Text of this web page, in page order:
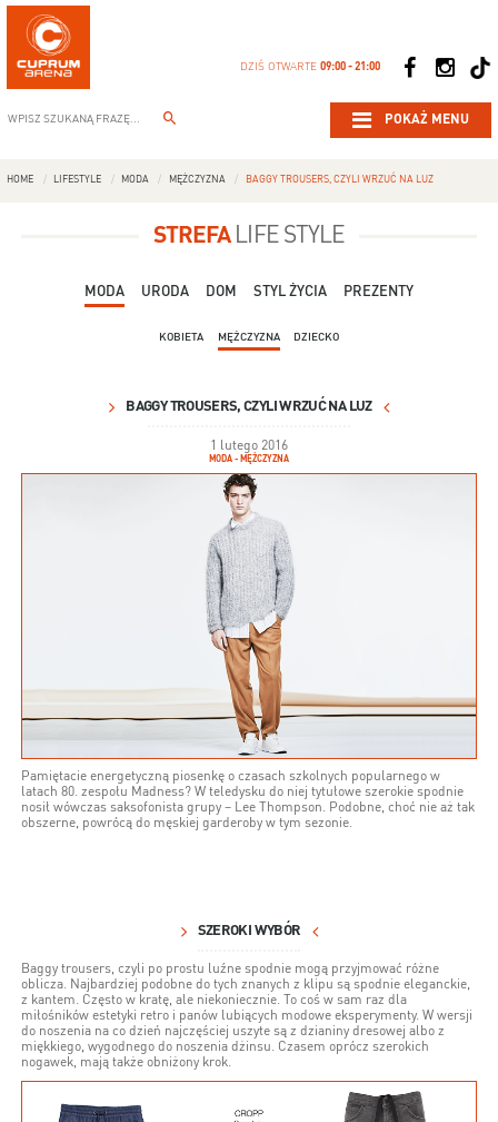
DZIŚ OTWARTE09:00 - 21:00
POKAŻ MENU
HOME LIFESTYLE MODA MĘŻCZYZNA BAGGY TROUSERS, CZYLI WRZUĆ NA LUZ
STREFALIFE STYLE
MODA URODA DOM STYL ŻYCIA PREZENTY
KOBIETA MĘŻCZYZNA DZIECKO
BAGGY TROUSERS, CZYLI WRZUĆ NA LUZ
1 lutego 2016
MODA - MĘŻCZYZNA
Pamiętacie energetyczną piosenkę o czasach szkolnych popularnego w
latach 80. zespołu Madness? W teledysku do niej tytułowe szerokie spodnie
nosił wówczas saksofonista grupy – Lee Thompson. Podobne, choć nie aż tak
obszerne, powrócą do męskiej garderoby w tym sezonie.
SZEROKI WYBÓR
Baggy trousers, czyli po prostu luźne spodnie mogą przyjmować różne
oblicza. Najbardziej podobne do tych znanych z klipu są spodnie eleganckie,
z kantem. Często w kratę, ale niekoniecznie. To coś w sam raz dla
miłośników estetyki retro i panów lubiących modowe eksperymenty. W wersji
do noszenia na co dzień najczęściej uszyte są z dzianiny dresowej albo z
miękkiego, wygodnego do noszenia dżinsu. Czasem oprócz szerokich
nogawek, mają także obniżony krok.